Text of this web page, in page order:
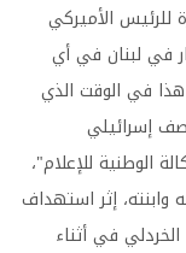
للرئيس الأميركي
في لبنان في أي
في الوقت الذي
إسرائيلي
الوطنية للإعلام"،
إثر استهداف
في أثناء